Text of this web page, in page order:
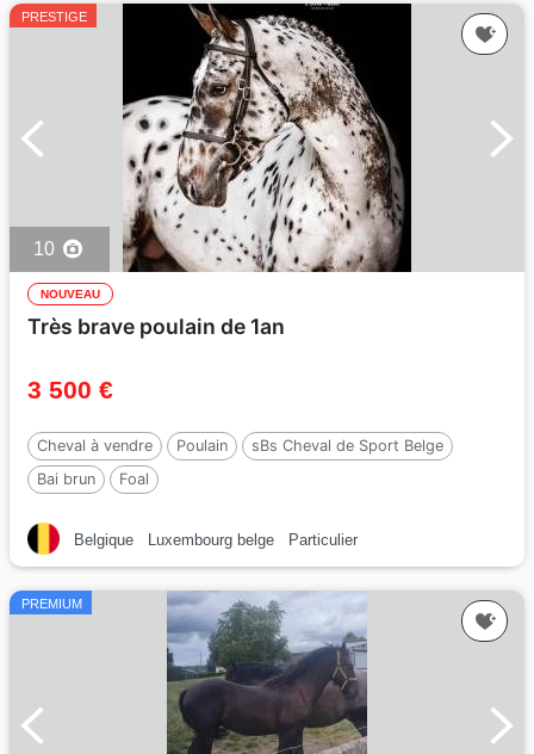
PRESTIGE
10
NOUVEAU
Très brave poulain de 1an
3 500 €
Cheval à vendre Poulain
sBs Cheval de Sport Belge
Bai brun
Foal
Belgique Luxembourg belge Particulier
PREMIUM